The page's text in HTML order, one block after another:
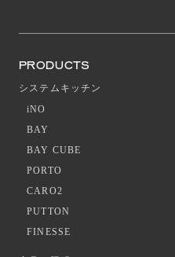
PRODUCTS
システムキッチン
iNO
BAY
BAY CUBE
PORTO
CARO2
PUTTON
FINESSE